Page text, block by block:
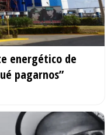
energético de
pagarnos”